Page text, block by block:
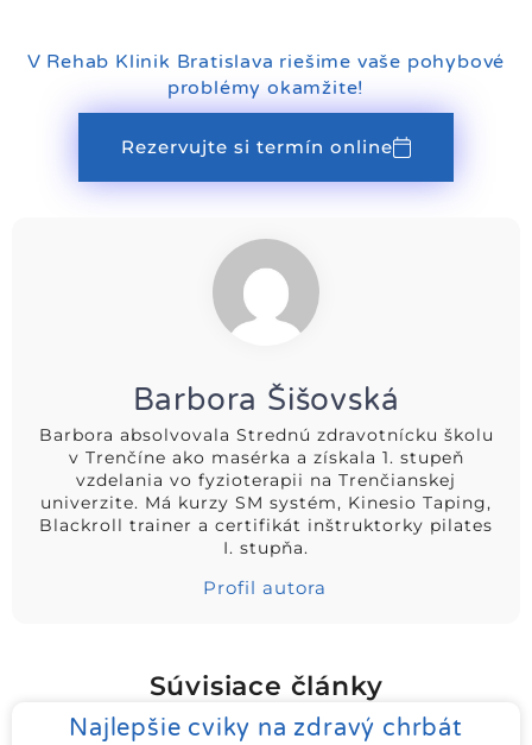
V Rehab Klinik Bratislava riešime vaše pohybové
problémy okamžite!
Rezervujte si termín online
Barbora Šišovská
Barbora absolvovala Strednú zdravotnícku školu
v Trenčíne ako masérka a získala 1. stupeň
vzdelania vo fyzioterapii na Trenčianskej
univerzite. Má kurzy SM systém, Kinesio Taping,
Blackroll trainer a certifikát inštruktorky pilates
I. stupňa.
Profil autora
Súvisiace články
Najlepšie cviky na zdravý chrbát